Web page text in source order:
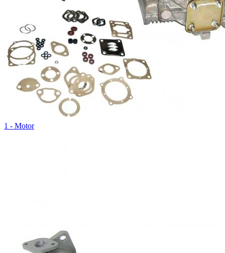
1 - Motor